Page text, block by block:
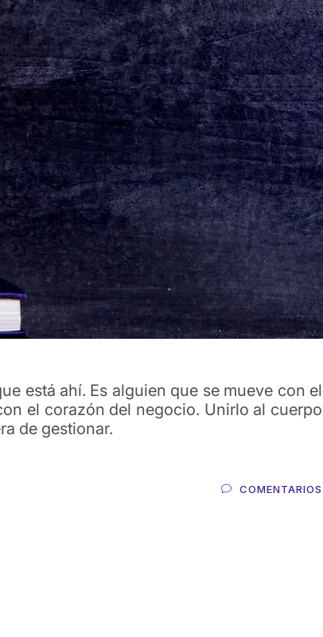
está ahí. Es alguien que se mueve con el
el corazón del negocio. Unirlo al cuerpo
de gestionar.
COMENTARIOS